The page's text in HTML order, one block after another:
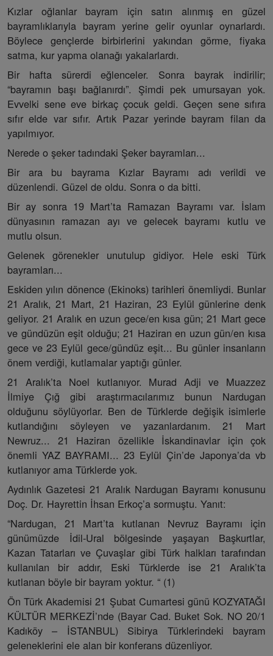
Kızlar oğlanlar bayram için satın alınmış en güzel
bayramlıklarıyla bayram yerine gelir oyunlar oynarlardı.
Böylece gençlerde birbirlerini yakından görme, fiyaka
satma, kur yapma olanağı yakalarlardı.
Bir hafta sürerdi eğlenceler. Sonra bayrak indirilir;
“bayramın başı bağlanırdı”. Şimdi pek umursayan yok.
Evvelki sene eve birkaç çocuk geldi. Geçen sene sıfıra
sıfır elde var sıfır. Artık Pazar yerinde bayram filan da
yapılmıyor.
Nerede o şeker tadındaki Şeker bayramları...
Bir ara bu bayrama Kızlar Bayramı adı verildi ve
düzenlendi. Güzel de oldu. Sonra o da bitti.
Bir ay sonra 19 Mart’ta Ramazan Bayramı var. İslam
dünyasının ramazan ayı ve gelecek bayramı kutlu ve
mutlu olsun.
Gelenek görenekler unutulup gidiyor. Hele eski Türk
bayramları...
Eskiden yılın dönence (Ekinoks) tarihleri önemliydi. Bunlar
21 Aralık, 21 Mart, 21 Haziran, 23 Eylül günlerine denk
geliyor. 21 Aralık en uzun gece/en kısa gün; 21 Mart gece
ve gündüzün eşit olduğu; 21 Haziran en uzun gün/en kısa
gece ve 23 Eylül gece/gündüz eşit... Bu günler insanların
önem verdiği, kutlamalar yaptığı günler.
21 Aralık’ta Noel kutlanıyor. Murad Adji ve Muazzez
İlmiye Çığ gibi araştırmacılarımız bunun Nardugan
olduğunu söylüyorlar. Ben de Türklerde değişik isimlerle
kutlandığını söyleyen ve yazanlardanım. 21 Mart
Newruz... 21 Haziran özellikle İskandinavlar için çok
önemli YAZ BAYRAMI... 23 Eylül Çin’de Japonya’da vb
kutlanıyor ama Türklerde yok.
Aydınlık Gazetesi 21 Aralık Nardugan Bayramı konusunu
Doç. Dr. Hayrettin İhsan Erkoç’a sormuştu. Yanıt:
“Nardugan, 21 Mart’ta kutlanan Nevruz Bayramı için
günümüzde İdil-Ural bölgesinde yaşayan Başkurtlar,
Kazan Tatarları ve Çuvaşlar gibi Türk halkları tarafından
kullanılan bir addır, Eski Türklerde ise 21 Aralık’ta
kutlanan böyle bir bayram yoktur. “ (1)
Ön Türk Akademisi 21 Şubat Cumartesi günü KOZYATAĞI
KÜLTÜR MERKEZİ’nde (Bayar Cad. Buket Sok. NO 20/1
Kadıköy – İSTANBUL) Sibirya Türklerindeki bayram
geleneklerini ele alan bir konferans düzenliyor.